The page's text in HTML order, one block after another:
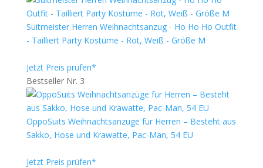
Suitmeister Herren Weihnachtsanzug - Ho Ho Ho Outfit
- Tailliert Party Kostüme - Rot, Weiß - Größe M
Jetzt Preis prüfen*
Bestseller Nr. 3
OppoSuits Weihnachtsanzüge für Herren – Besteht aus
Sakko, Hose und Krawatte, Pac-Man, 54 EU
Jetzt Preis prüfen*